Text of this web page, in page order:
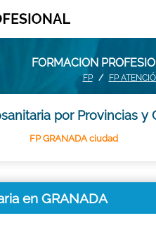
FORMACION
FP FP
por Provincias y
FP GRANADA ciudad
en GRANADA